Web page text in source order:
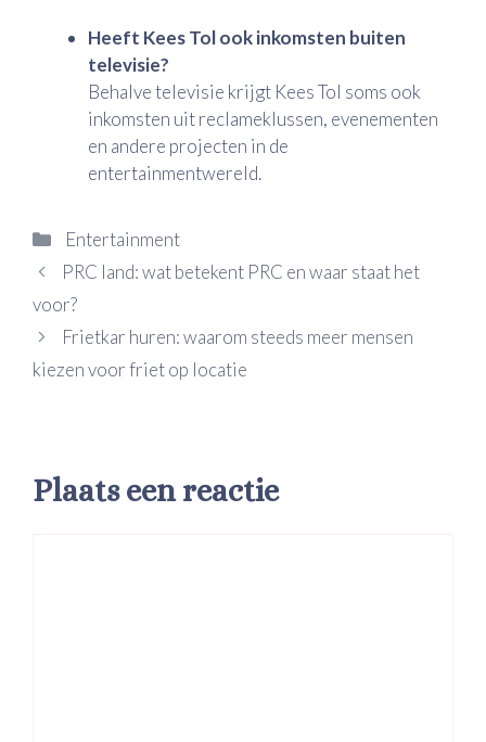
Heeft Kees Tol ook inkomsten buiten
televisie?
Behalve televisie krijgt Kees Tol soms ook
inkomsten uit reclameklussen, evenementen
en andere projecten in de
entertainmentwereld.
Categorieën
Entertainment
PRC land: wat betekent PRC en waar staat het
voor?
Frietkar huren: waarom steeds meer mensen
kiezen voor friet op locatie
Plaats een reactie